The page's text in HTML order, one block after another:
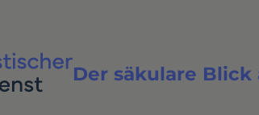
Der säkulare